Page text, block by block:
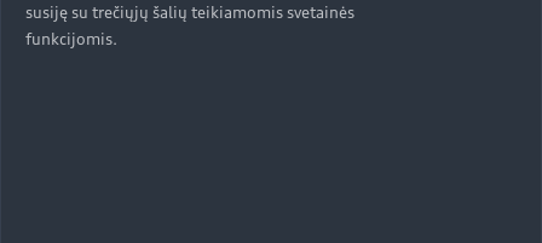
e-tron GT
Automobiliai sandėlyje
Servisas ir aptarnavimas
Aktualumas
susiję su trečiųjų šalių teikiamomis svetainės
funkcijomis.